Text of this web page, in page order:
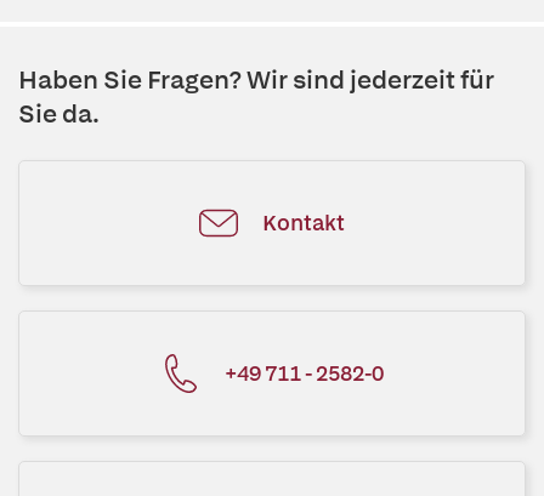
Haben Sie Fragen? Wir sind jederzeit für
Sie da.
Kontakt
+49 711 - 2582-0